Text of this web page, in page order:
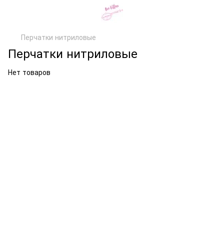
Перчатки нитриловые
Перчатки нитриловые
Нет товаров